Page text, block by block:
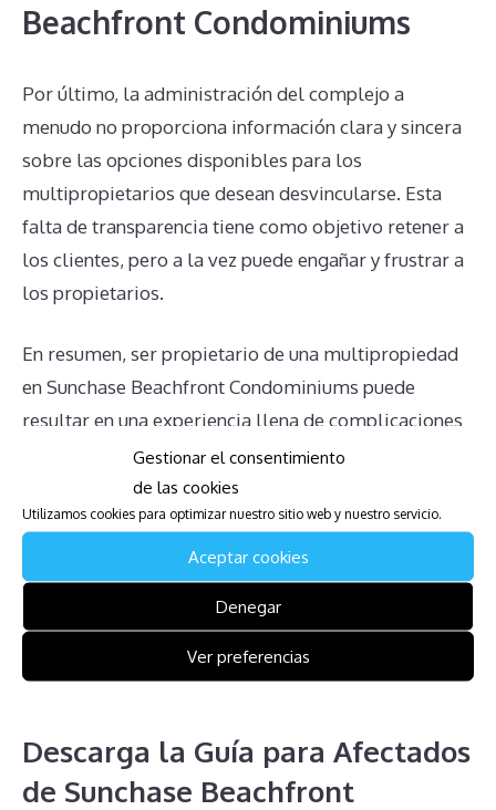
Gestionar el consentimiento
de las cookies
Utilizamos cookies para optimizar nuestro sitio web y nuestro servicio.
Aceptar cookies
Denegar
Ver preferencias
Beachfront Condominiums
Por último, la administración del complejo a
menudo no proporciona información clara y sincera
sobre las opciones disponibles para los
multipropietarios que desean desvincularse. Esta
falta de transparencia tiene como objetivo retener a
los clientes, pero a la vez puede engañar y frustrar a
los propietarios.
En resumen, ser propietario de una multipropiedad
en Sunchase Beachfront Condominiums puede
resultar en una experiencia llena de complicaciones
y retos. Desde la obligación de pagar cuotas de
mantenimiento hasta la dificultad para anular
contratos y la falta de un mercado para vender las
multipropiedades, los desafíos son numerosos. Para
afrontar estas dificultades, es esencial que los
propietarios se informen adecuadamente sobre sus
derechos y opciones y busquen la ayuda legal
necesaria para navegar este complicado escenario.
Descarga la Guía para Afectados
de Sunchase Beachfront